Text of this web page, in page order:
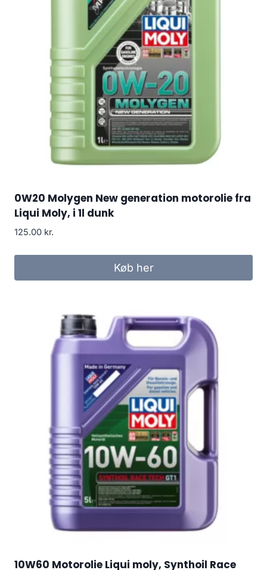
0W20 Molygen New generation motorolie fra
Liqui Moly, i 1l dunk
125.00 kr.
Køb her
10W60 Motorolie Liqui moly, Synthoil Race